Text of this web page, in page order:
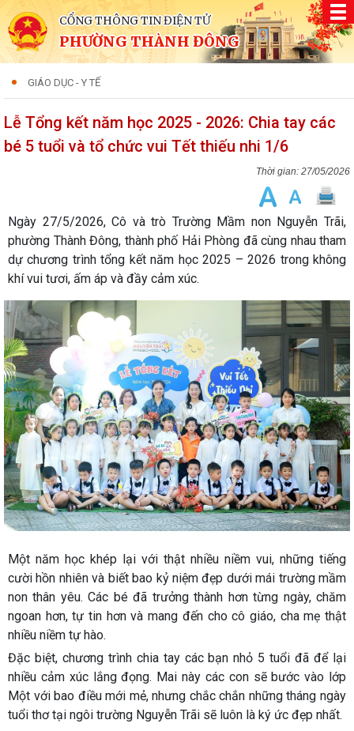
CỔNG THÔNG TIN ĐIỆN TỬ
PHƯỜNG THÀNH ĐÔNG
GIÁO DỤC - Y TẾ
Lễ Tổng kết năm học 2025 - 2026: Chia tay các
bé 5 tuổi và tổ chức vui Tết thiếu nhi 1/6
27/05/2026
Ngày 27/5/2026, Cô và trò Trường Mầm non Nguyễn Trãi,
phường Thành Đông, thành phố Hải Phòng đã cùng nhau tham
dự chương trình tổng kết năm học 2025 – 2026 trong không
khí vui tươi, ấm áp và đầy cảm xúc.
Một năm học khép lại với thật nhiều niềm vui, những tiếng
cười hồn nhiên và biết bao kỷ niệm đẹp dưới mái trường mầm
non thân yêu. Các bé đã trưởng thành hơn từng ngày, chăm
ngoan hơn, tự tin hơn và mang đến cho cô giáo, cha mẹ thật
nhiều niềm tự hào.
Đặc biệt, chương trình chia tay các bạn nhỏ 5 tuổi đã để lại
nhiều cảm xúc lắng đọng. Mai này các con sẽ bước vào lớp
Một với bao điều mới mẻ, nhưng chắc chắn những tháng ngày
tuổi thơ tại ngôi trường Nguyễn Trãi sẽ luôn là ký ức đẹp nhất.